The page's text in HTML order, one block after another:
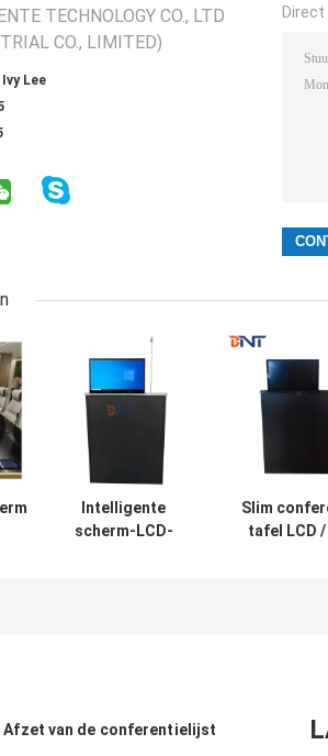
TECHNOLOGY CO., LTD
CO., LIMITED)
Lee
Intelligente
scherm-LCD-
Slim
tafel LCD /
Afzet van de conferentielijst